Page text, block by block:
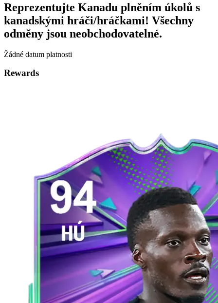
Reprezentujte Kanadu plněním úkolů s
kanadskými hráči/hráčkami! Všechny
odměny jsou neobchodovatelné.
Žádné datum platnosti
Rewards